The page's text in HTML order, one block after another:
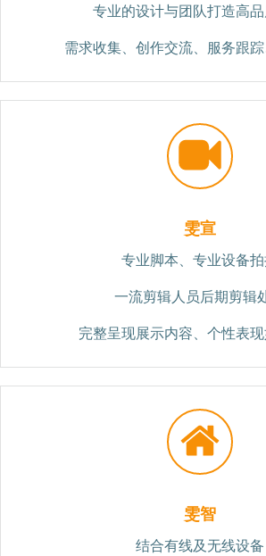
专业的设计与团队打造高
需求收集、创作交流、服务跟
雯宣
专业脚本、专业设备
一流剪辑人员后期剪辑
完整呈现展示内容、个性表
雯智
结合有线及无线设备